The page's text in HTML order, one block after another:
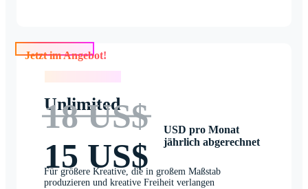
Jetzt im Angebot!
Unlimited
18 US$
15 US$
USD pro Monat
jährlich abgerechnet
Für größere Kreative, die in großem Maßstab
produzieren und kreative Freiheit verlangen